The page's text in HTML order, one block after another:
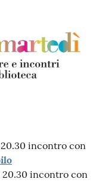
20.30 incontro con
20.30 incontro con